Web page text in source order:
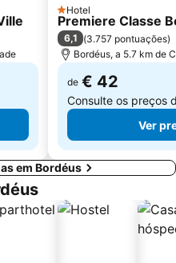
1 Estrelas
Hotel
Premiere Classe
6,1 (3.757 pontuações)
Bordéus, a 5.7 km de
de € 42
Consulte os preços
Ver
em Bordéus